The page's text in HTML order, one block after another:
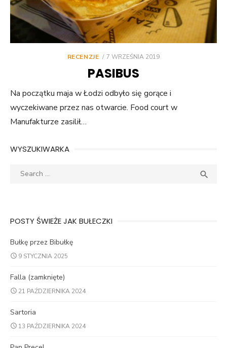
RECENZJE
POSTED
7 WRZEŚNIA 2019
PASIBUS
Na początku maja w Łodzi odbyło się gorące i
wyczekiwane przez nas otwarcie. Food court w
Manufakturze zasilił…
WYSZUKIWARKA
Search

POSTY ŚWIEŻE JAK BUŁECZKI
Bułkę przez Bibułkę
9 STYCZNIA 2025
Falla (zamknięte)
21 PAŹDZIERNIKA 2024
Sartoria
13 PAŹDZIERNIKA 2024